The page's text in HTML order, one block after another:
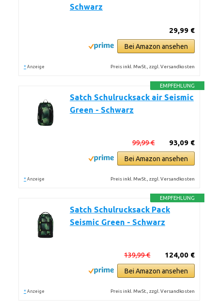
Schwarz
29,99 €
Bei Amazon ansehen
* Anzeige Preis inkl. MwSt., zzgl. Versandkosten
EMPFEHLUNG
Satch Schulrucksack air Seismic
Green - Schwarz
93,09 €
99,99 €
Bei Amazon ansehen
* Anzeige Preis inkl. MwSt., zzgl. Versandkosten
EMPFEHLUNG
Satch Schulrucksack Pack
Seismic Green - Schwarz
124,00 €
139,99 €
Bei Amazon ansehen
* Anzeige Preis inkl. MwSt., zzgl. Versandkosten